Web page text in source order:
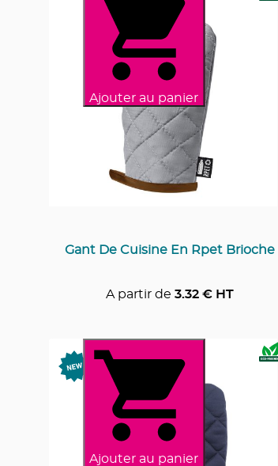
Ajouter au panier
Gant De Cuisine En Rpet Brioche
A partir de 3.32€ HT
Ajouter au panier